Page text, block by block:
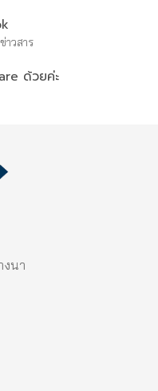
าวสาร
ด้วยค่ะ
งนา